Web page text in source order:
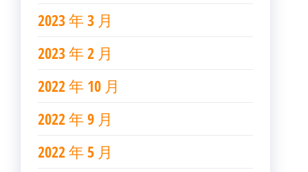
2023 年 3 月
2023 年 2 月
2022 年 10 月
2022 年 9 月
2022 年 5 月